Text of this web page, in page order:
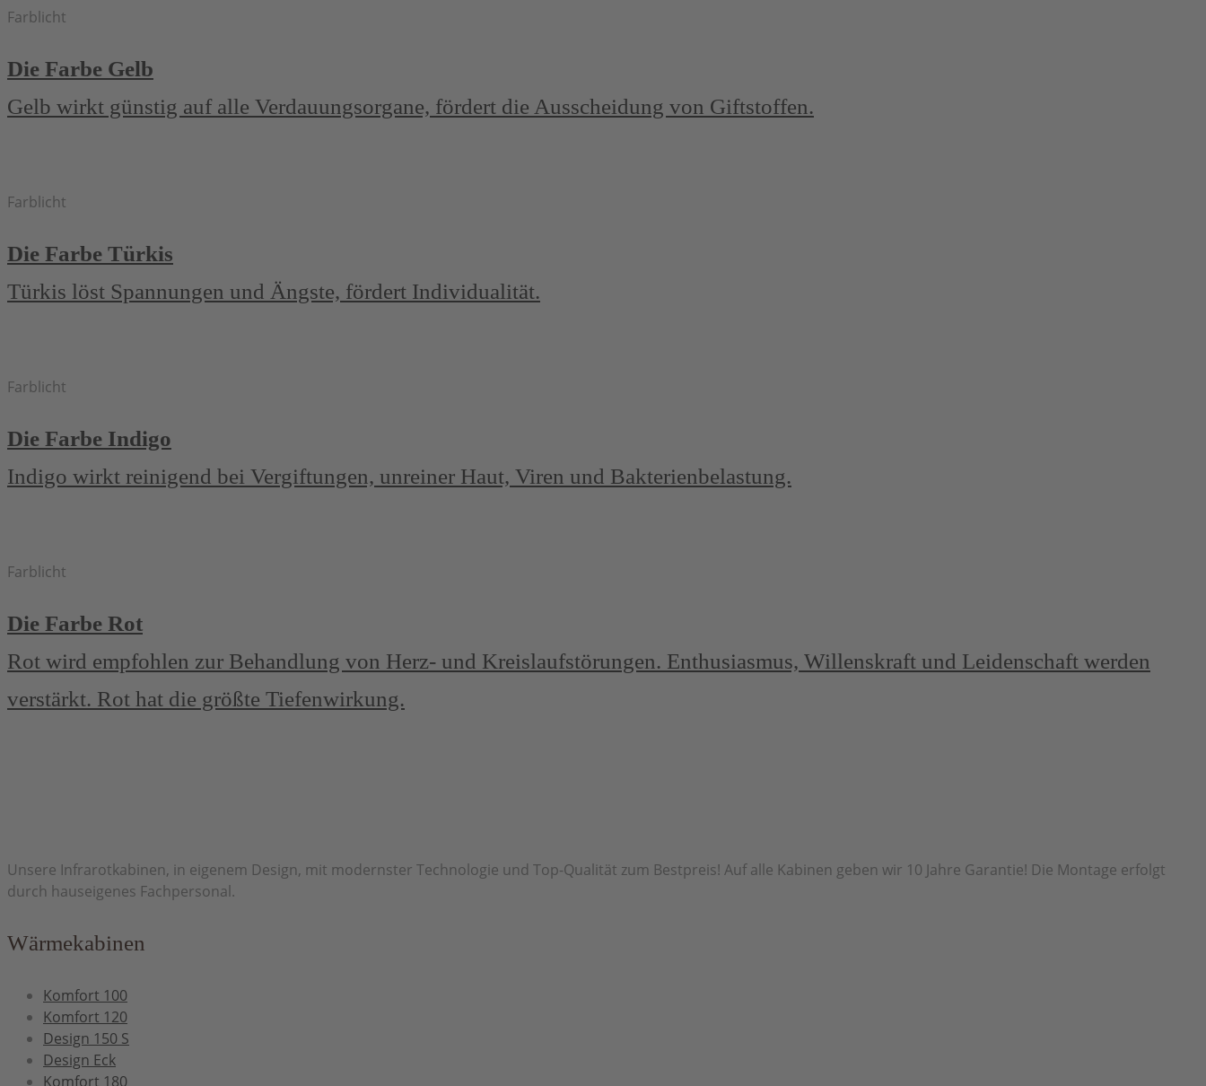
Farblicht
Die Farbe Gelb
Gelb wirkt günstig auf alle Verdauungsorgane, fördert die Ausscheidung von Giftstoffen.
Farblicht
Die Farbe Türkis
Türkis löst Spannungen und Ängste, fördert Individualität.
Farblicht
Die Farbe Indigo
Indigo wirkt reinigend bei Vergiftungen, unreiner Haut, Viren und Bakterienbelastung.
Farblicht
Die Farbe Rot
Rot wird empfohlen zur Behandlung von Herz- und Kreislaufstörungen. Enthusiasmus, Willenskraft und Leidenschaft werden
verstärkt. Rot hat die größte Tiefenwirkung.
Unsere Infrarotkabinen, in eigenem Design, mit modernster Technologie und Top-Qualität zum Bestpreis! Auf alle Kabinen geben wir 10 Jahre Garantie! Die Montage erfolgt
durch hauseigenes Fachpersonal.
Wärmekabinen
Komfort 100
Komfort 120
Design 150 S
Design Eck
Komfort 180